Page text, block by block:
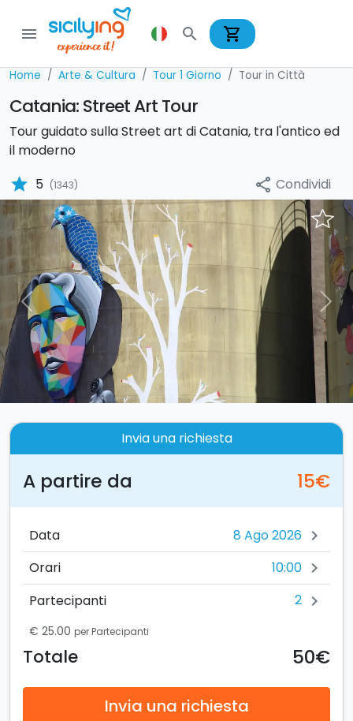
menu search shopping_cart
Home Arte & Cultura Tour 1 Giorno Tour in Città
Catania: Street Art Tour
Tour guidato sulla Street art di Catania, tra l'antico ed
il moderno
star 5 (1343) share Condividi
Previous Next
Invia una richiesta
A partire da 15€
Data chevron_right
Orari 10:00 chevron_right
Partecipanti 2 chevron_right
€ 25.00 per Partecipanti
Totale 50€
Invia una richiesta